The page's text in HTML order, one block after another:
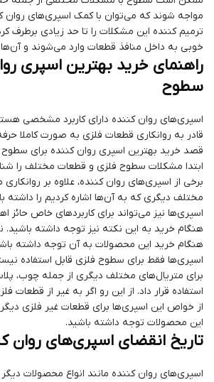
مواجه شوند که می‌توان با کمک اسپری‌های روان
ترمیم کننده این مشکلات را تا حد زیادی برطرف
خوبی به داخل منافذ قطعات وارد می‌شوند و آن‌ها
راهنمای خرید بهترین اسپری
سطوح
اسپری‌های روان کننده دارای کاربرد مشخصی
قادر به روانکاری قطعات فلزی به صورت کاملا
قصد خرید بهترین اسپری روان کننده برای سطوح
ابتدا مشکلات سطوح فلزی و قطعات مختلف را
برخی از اسپری‌های روان کننده، علاوه بر روانکاری
مختلف دیگری که به آن‌ها اشاره کردیم را داشته
اسپری‌ها نیز می‌تواند برای کاربردهای خاص
هنگام خرید به این نکته نیز توجه داشته باشید.
هنگام خرید این محصولات به آن توجه داشته
اسپری‌ها فقط برای سطوح فلزی قابل استفاده
برای متریال‌های مختلف دیگری از جمله چوب،
استفاده قرار داد. از این رو اگر به غیر از قطعات
از خواص این اسپری‌ها برای قطعات غیر فلزی
این محصولات توجه داشته باشید.
تاریخ انقضای اسپری‌های روان
اسپری‌های روان کننده مانند انواع محصولات